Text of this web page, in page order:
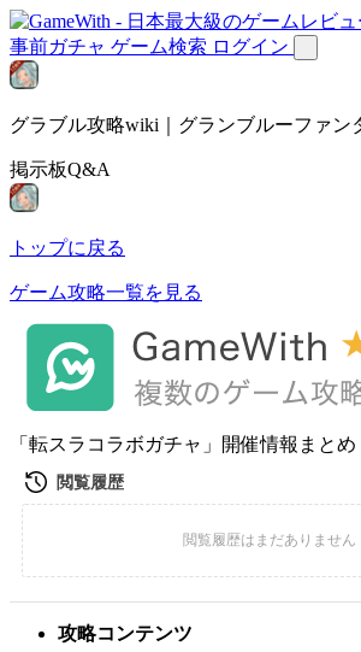
事前ガチャ ゲーム検索 ログイン
グラブル攻略wiki｜グランブルーファン
掲示板Q&A
トップに戻る
ゲーム攻略一覧を見る
「転スラコラボガチャ」開催情報まとめ
攻略コンテンツ